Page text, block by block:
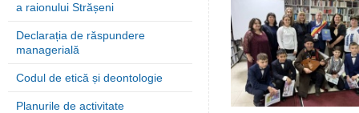
a raionului Strășeni
Declarația de răspundere
managerială
Codul de etică și deontologie
Planurile de activitate